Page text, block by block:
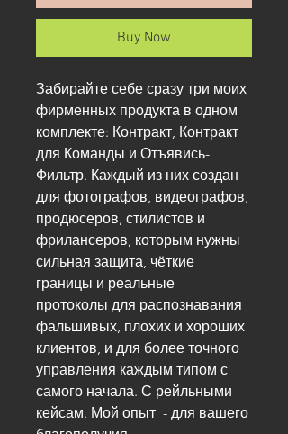
Buy Now
Забирайте себе сразу три моих
фирменных продукта в одном
комплекте: Контракт, Контракт
для Команды и Отъявись-
Фильтр. Каждый из них создан
для фотографов, видеографов,
продюсеров, стилистов и
фрилансеров, которым нужны
сильная защита, чёткие
границы и реальные
протоколы для распознавания
фальшивых, плохих и хороших
клиентов, и для более точного
управления каждым типом с
самого начала. С рейльными
кейсам. Мой опыт  - для вашего